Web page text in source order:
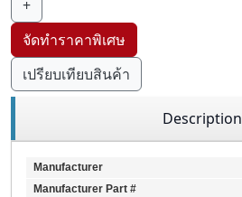
+
จัดทำราคาพิเศษ
เปรียบเทียบสินค้า
Description
Manufacturer
Manufacturer Part #